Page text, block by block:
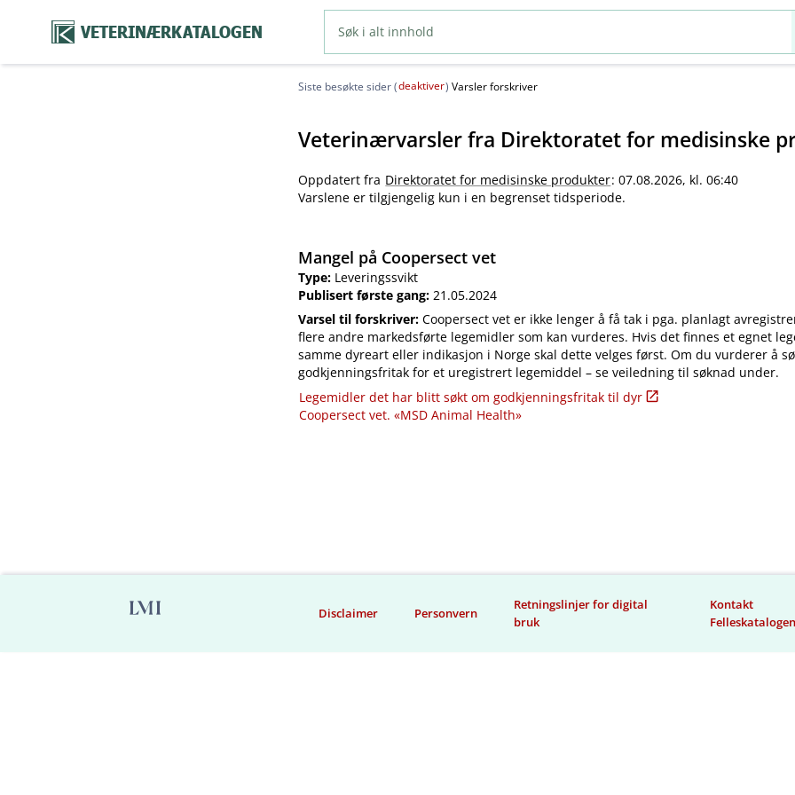
VETERINÆRKATALOGEN
Siste besøkte sider (deaktiver) Varsler forskriver
Veterinærvarsler fra Direktoratet for medisinske
Oppdatert fra Direktoratet for medisinske produkter: 07.08.2026, kl. 06:40
Varslene er tilgjengelig kun i en begrenset tidsperiode.
Mangel på Coopersect vet
Type: Leveringssvikt
Publisert første gang:21.05.2024
Varsel til forskriver:Coopersect vet er ikke lenger å få tak i pga. planlagt
flere andre markedsførte legemidler som kan vurderes. Hvis det finnes et egnet
samme dyreart eller indikasjon i Norge skal dette velges først. Om du vurderer å
godkjenningsfritak for et uregistrert legemiddel – se veiledning til søknad under.
Legemidler det har blitt søkt om godkjenningsfritak til dyr
Coopersect vet. «MSD Animal Health»
Disclaimer Personvern
Retningslinjer for digital
bruk
Kontakt
Felleskatalogen